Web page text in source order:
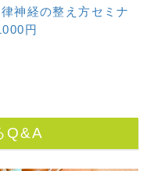
神経の整え方セミナ
円
Q&A